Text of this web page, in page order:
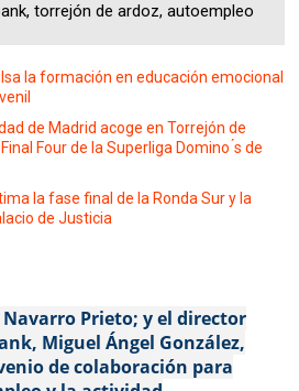
torrejón de ardoz, autoempleo
la formación en educación emocional
de Madrid acoge en Torrejón de
Four de la Superliga Domino ́s de
la fase final de la Ronda Sur y la
de Justicia
Prieto; y el director
Miguel Ángel González,
de colaboración para